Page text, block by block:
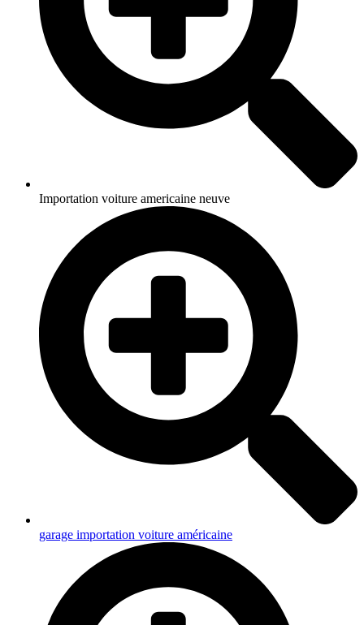
Importation voiture americaine neuve
garage importation voiture américaine